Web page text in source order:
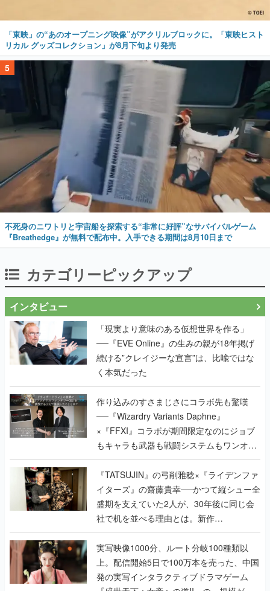
「東映」の“あのオープニング映像”がアクリルブロックに。「東映ヒスト
リカル グッズコレクション」が8月下旬より発売
5
不死身のニワトリと宇宙船を探索する“非常に好評”なサバイバルゲーム
『Breathedge』が無料で配布中。入手できる期間は8月10日まで
カテゴリーピックアップ
インタビュー
「現実より意味のある仮想世界を作る」
──『EVE Online』の生みの親が18年掲げ
続ける”クレイジーな宣言”は、比喩ではな
く本気だった
作り込みのすさまじさにコラボ先も驚嘆
──『Wizardry Variants Daphne』
×『FFXI』コラボが期間限定なのにジョブ
もキャラも武器も戦闘システムもワンオフ
で作り込まれた理由を両ディレクターに聞
く
『TATSUJIN』の弓削雅稔×『ライデンファ
イターズ』の齋藤貴幸──かつて縦シュー全
盛期を支えていた2人が、30年後に同じ会
社で机を並べる理由とは。新作
『TATSUJIN EXTREME』で初タッグを組
んだレジェンド2人に訊く開発秘話
実写映像1000分、ルート分岐100種類以
上。配信開始5日で100万本を売った、中国
発の実写インタラクティブドラマゲーム